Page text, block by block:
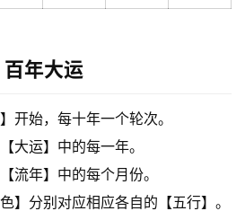
百年大运
开始，每十年一个轮次。
大运】中的每一年。
流年】中的每个月份。
】分别对应相应各自的【五行】。